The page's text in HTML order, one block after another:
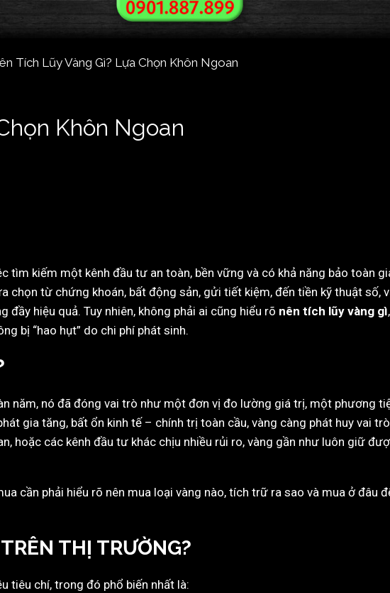
Khôn Ngoan
tìm kiếm một kênh đầu tư an toàn, bền vững và có khả năng bảo toàn
chọn từ chứng khoán, bất động sản, gửi tiết kiệm, đến tiền kỹ thuật số,
hiệu quả. Tuy nhiên, không phải ai cũng hiểu rõ nên tích lũy vàng gì
bị “hao hụt” do chi phí phát sinh.
năm, nó đã đóng vai trò như một đơn vị đo lường giá trị, một phương
gia tăng, bất ổn kinh tế – chính trị toàn cầu, vàng càng phát huy vai
hoặc các kênh đầu tư khác chịu nhiều rủi ro, vàng gần như luôn giữ
cần phải hiểu rõ nên mua loại vàng nào, tích trữ ra sao và mua ở đâu
THỊ TRƯỜNG?
tiêu chí, trong đó phổ biến nhất là: